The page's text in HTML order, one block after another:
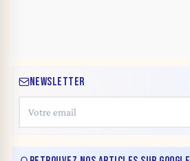
NEWSLETTER